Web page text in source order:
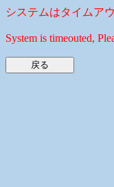
システムはタイムア
System is timeouted,